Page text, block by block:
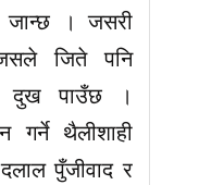
जान्छ । जसरी
जसले जिते पनि
दुख पाउँछ ।
गर्ने थैलीशाही
पुँजीवाद र